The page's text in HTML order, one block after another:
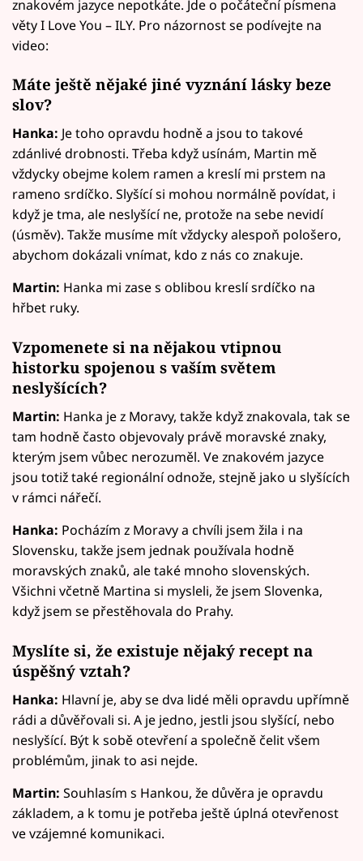
znakovém jazyce nepotkáte. Jde o počáteční písmena
věty I Love You – ILY. Pro názornost se podívejte na
video:
Máte ještě nějaké jiné vyznání lásky beze
slov?
Hanka: Je toho opravdu hodně a jsou to takové
zdánlivé drobnosti. Třeba když usínám, Martin mě
vždycky obejme kolem ramen a kreslí mi prstem na
rameno srdíčko. Slyšící si mohou normálně povídat, i
když je tma, ale neslyšící ne, protože na sebe nevidí
(úsměv). Takže musíme mít vždycky alespoň pološero,
abychom dokázali vnímat, kdo z nás co znakuje.
Martin: Hanka mi zase s oblibou kreslí srdíčko na
hřbet ruky.
Vzpomenete si na nějakou vtipnou
historku spojenou s vaším světem
neslyšících?
Martin: Hanka je z Moravy, takže když znakovala, tak se
tam hodně často objevovaly právě moravské znaky,
kterým jsem vůbec nerozuměl. Ve znakovém jazyce
jsou totiž také regionální odnože, stejně jako u slyšících
v rámci nářečí.
Hanka: Pocházím z Moravy a chvíli jsem žila i na
Slovensku, takže jsem jednak používala hodně
moravských znaků, ale také mnoho slovenských.
Všichni včetně Martina si mysleli, že jsem Slovenka,
když jsem se přestěhovala do Prahy.
Myslíte si, že existuje nějaký recept na
úspěšný vztah?
Hanka: Hlavní je, aby se dva lidé měli opravdu upřímně
rádi a důvěřovali si. A je jedno, jestli jsou slyšící, nebo
neslyšící. Být k sobě otevření a společně čelit všem
problémům, jinak to asi nejde.
Martin: Souhlasím s Hankou, že důvěra je opravdu
základem, a k tomu je potřeba ještě úplná otevřenost
ve vzájemné komunikaci.